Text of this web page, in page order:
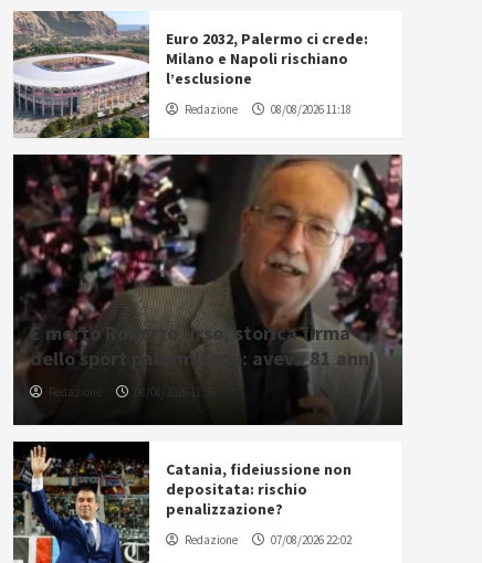
Euro 2032, Palermo ci crede:
Milano e Napoli rischiano
l’esclusione
Redazione 08/08/2026 11:18
È morto Roberto Urso, storica firma
dello sport palermitano: aveva 81 anni
Redazione 08/08/2026 11:36
Catania, fideiussione non
depositata: rischio
penalizzazione?
Redazione 07/08/2026 22:02